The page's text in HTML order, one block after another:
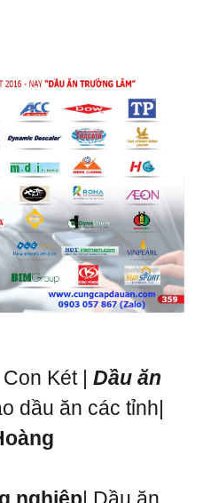
Con Két |Dầu ăn
dầu ăn các tỉnh|